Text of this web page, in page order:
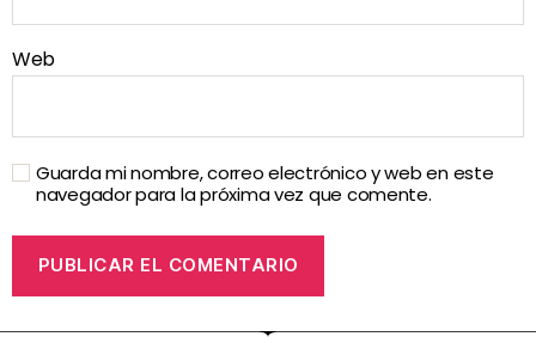
Web
Guarda mi nombre, correo electrónico y web en este
navegador para la próxima vez que comente.